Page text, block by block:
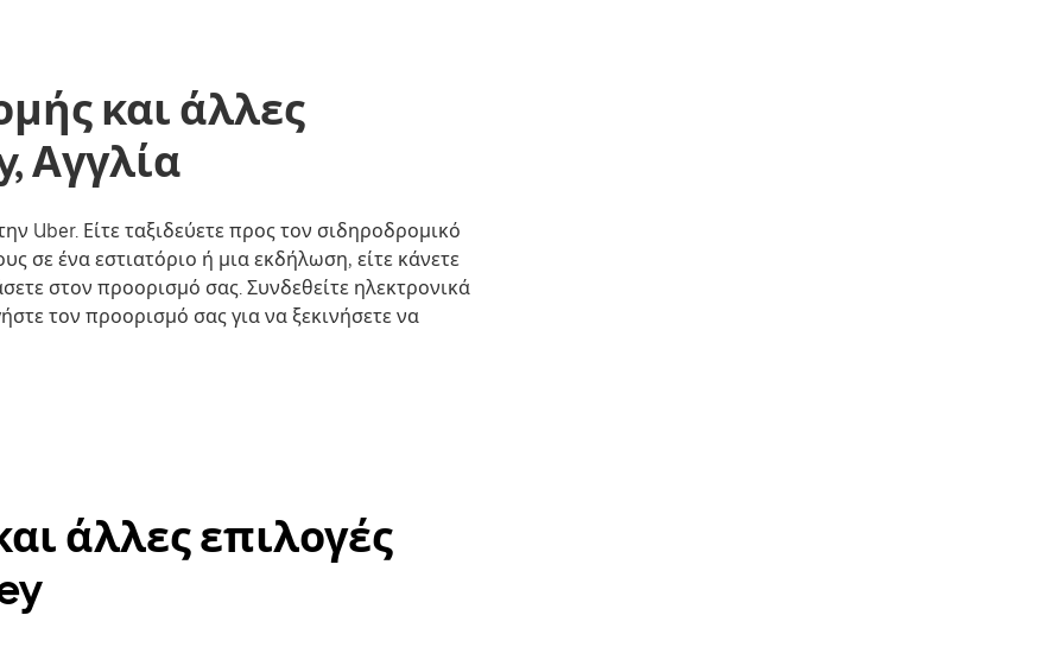
και άλλες
Αγγλία
Uber. Είτε ταξιδεύετε προς τον σιδηροδρομικό
σε ένα εστιατόριο ή μια εκδήλωση, είτε κάνετε
στον προορισμό σας. Συνδεθείτε ηλεκτρονικά
τον προορισμό σας για να ξεκινήσετε να
άλλες επιλογές